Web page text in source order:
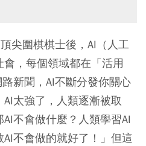
尖圍棋棋士後，AI（人工
，每個領域都在「活用
新聞，AI不斷分發你關心
太強了，人類逐漸被取
不會做什麼？人類學習AI
不會做的就好了！」但這